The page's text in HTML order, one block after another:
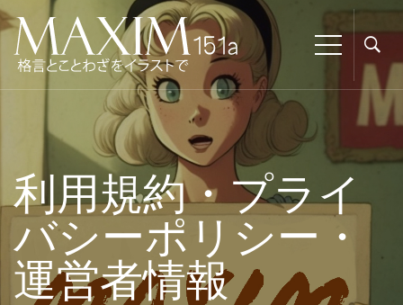
利用規約・プライ
バシーポリシー・
運営者情報